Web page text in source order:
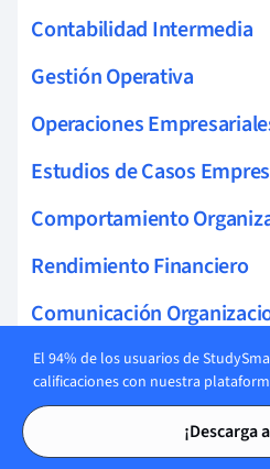
Tarjetas de
Tarjetas de
Contabilidad Intermedia
Gestión Operativa
Operaciones
Estudios de Casos
Comportamiento
Rendimiento Financiero
Comunicación
Administración
Teoría de la gestión
Contabilidad y Finanzas
El 94% de los usuarios de
calificaciones con nuestra
¡Descarga